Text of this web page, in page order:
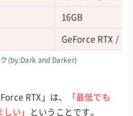
16GB
GeForce RTX /
(by:Dark and Darker)
RTX」は、
「最低でも
い」
ということです。